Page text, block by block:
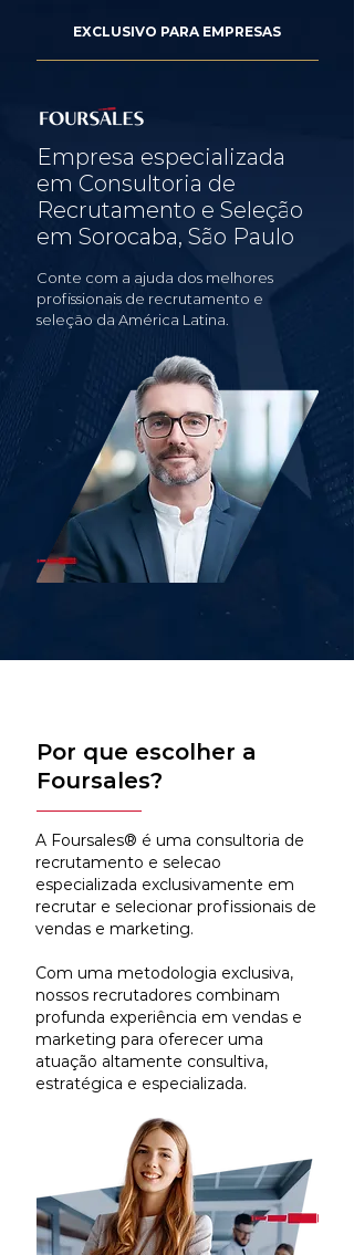
EXCLUSIVO PARA EMPRESAS
Empresa especializada
em Consultoria de
Recrutamento e Seleção
em Sorocaba, São Paulo
Conte com a ajuda dos melhores
profissionais de recrutamento e
seleção da América Latina.
Por que escolher a
Foursales?
A Foursales® é uma consultoria de
recrutamento e selecao
especializada exclusivamente em
recrutar e selecionar profissionais de
vendas e marketing.
Com uma metodologia exclusiva,
nossos recrutadores combinam
profunda experiência em vendas e
marketing para oferecer uma
atuação altamente consultiva,
estratégica e especializada.